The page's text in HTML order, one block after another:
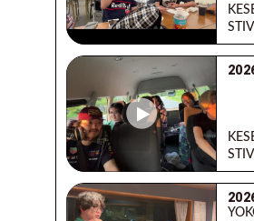
つ
ぶ
や
き
覗
き
穴
ABOUT
LOG
IN